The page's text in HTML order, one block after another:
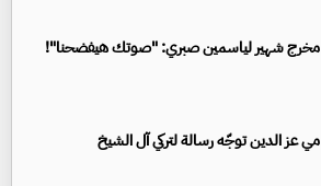
مخرج شهير لياسمين صبري: "صوتك هيفضحنا"!
مي عز الدين توجّه رسالة لتركي آل الشيخ